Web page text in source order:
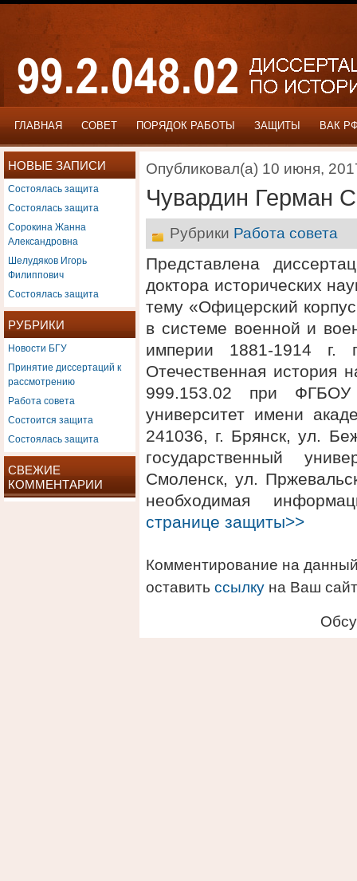
ГЛАВНАЯ СОВЕТ ПОРЯДОК РАБОТЫ ЗАЩИТЫ ВАК
НОВЫЕ ЗАПИСИ
Состоялась защита
Состоялась защита
Сорокина Жанна
Александровна
Шелудяков Игорь
Филиппович
Состоялась защита
РУБРИКИ
Новости БГУ
Принятие диссертаций к
рассмотрению
Работа совета
Состоится защита
Состоялась защита
СВЕЖИЕ
КОММЕНТАРИИ
Опубликовал(а) 10 июня,
Чувардин Герман
Рубрики Работа совета
Представлена
доктора исторических
тему «Офицерский
в системе военной и
империи 1881-1914 г.
Отечественная история
999.153.02 при ФГБОУ
университет имени
241036, г. Брянск, ул.
государственный
Смоленск, ул.
необходимая
странице защиты>>
Комментирование на
оставить ссылку на Ваш